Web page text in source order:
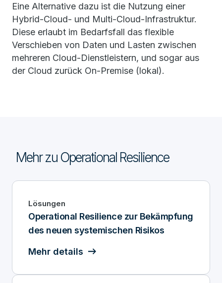
Eine Alternative dazu ist die Nutzung einer
Hybrid-Cloud- und Multi-Cloud-Infrastruktur.
Diese erlaubt im Bedarfsfall das flexible
Verschieben von Daten und Lasten zwischen
mehreren Cloud-Dienstleistern, und sogar aus
der Cloud zurück On-Premise (lokal).
Mehr zu Operational Resilience
Lösungen
Operational Resilience zur Bekämpfung
des neuen systemischen Risikos
Mehr details